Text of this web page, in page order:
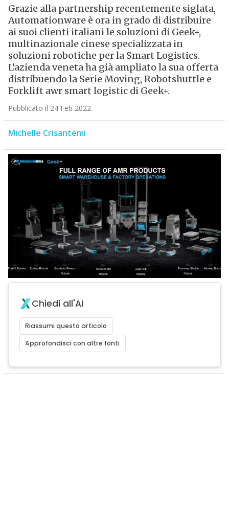
Grazie alla partnership recentemente siglata,
Automationware è ora in grado di distribuire
ai suoi clienti italiani le soluzioni di Geek+,
multinazionale cinese specializzata in
soluzioni robotiche per la Smart Logistics.
L’azienda veneta ha già ampliato la sua offerta
distribuendo la Serie Moving, Robotshuttle e
Forklift awr smart logistic di Geek+.
Pubblicato il 24 Feb 2022
Michelle Crisantemi
Chiedi all'AI
Riassumi questo articolo
Approfondisci con altre fonti